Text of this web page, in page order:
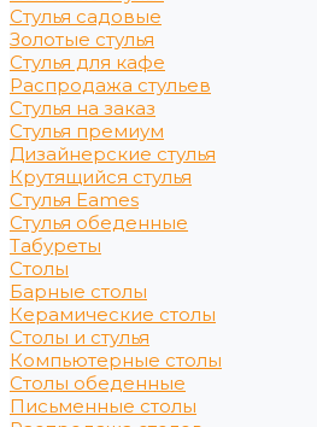
Стулья садовые
Золотые стулья
Стулья для кафе
Распродажа стульев
Стулья на заказ
Стулья премиум
Дизайнерские стулья
Крутящийся стулья
Стулья Eames
Стулья обеденные
Табуреты
Столы
Барные столы
Керамические столы
Столы и стулья
Компьютерные столы
Столы обеденные
Письменные столы